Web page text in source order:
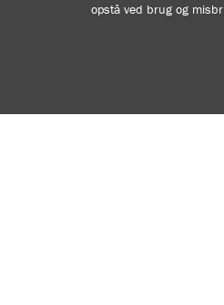
opstå ved brug og